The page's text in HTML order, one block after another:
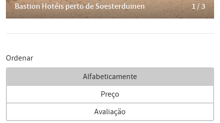
Bastion Hotéis perto de Soesterduinen 1 / 3
Ordenar
Alfabeticamente
Preço
Avaliação